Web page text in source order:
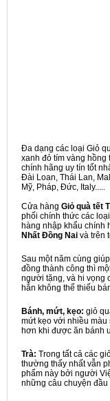
Đa dạng các loại Giỏ
xanh đỏ tím vàng hồng
chính hãng uy tín tốt
Đài Loan, Thái Lan,
Mỹ, Pháp, Đức, Italy.....
Cửa hàng Giỏ quà tết
phối chính thức các
hàng nhập khẩu chính
Nhất Đồng Nai và trên
Sau một năm cùng
đồng thành công thì
người tặng, và hi vọng
hẳn không thể thiếu
Bánh, mứt, kẹo: giỏ
mứt kẹo với nhiều màu
hơn khi được ăn bánh
Trà: Trong tất cả các
thường thấy nhất vẫn
phẩm này bởi người
những câu chuyện đầu